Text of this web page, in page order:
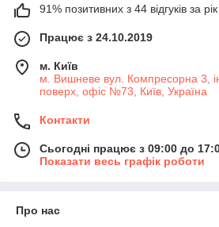
91% позитивних з 44 відгуків за рік
Працює з 24.10.2019
м. Київ
м. Вишневе вул. Компресорна 3,
поверх, офіс №73, Київ, Україна
Контакти
Сьогодні працює з 09:00 до
Показати весь графік роботи
Про нас